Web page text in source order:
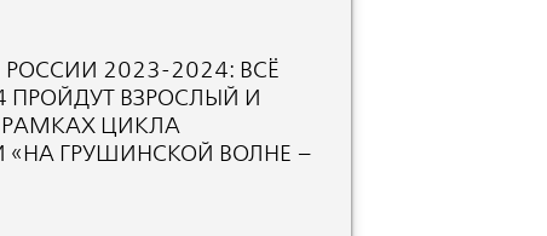
2023-2024: ВСЁ
ПРОЙДУТ ВЗРОСЛЫЙ И
РАМКАХ ЦИКЛА
ГРУШИНСКОЙ ВОЛНЕ –